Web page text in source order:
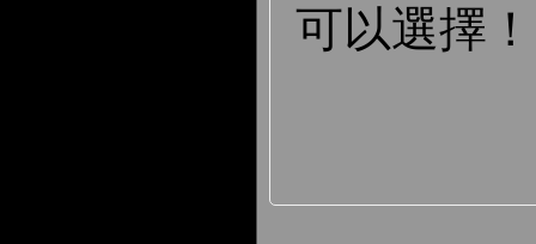
可以選擇！